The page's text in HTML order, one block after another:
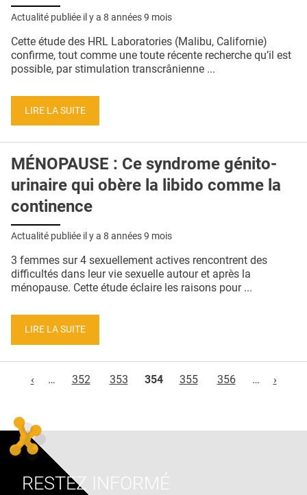
Actualité publiée il y a 8 années 9 mois
Cette étude des HRL Laboratories (Malibu, Californie)
confirme, tout comme une toute récente recherche qu’il est
possible, par stimulation transcrânienne ...
LIRE LA SUITE
MÉNOPAUSE : Ce syndrome génito-
urinaire qui obère la libido comme la
continence
Actualité publiée il y a 8 années 9 mois
3 femmes sur 4 sexuellement actives rencontrent des
difficultés dans leur vie sexuelle autour et après la
ménopause. Cette étude éclaire les raisons pour ...
LIRE LA SUITE
‹
… 352 353 354 355 356 … ›
RESTEZ INFORMÉ